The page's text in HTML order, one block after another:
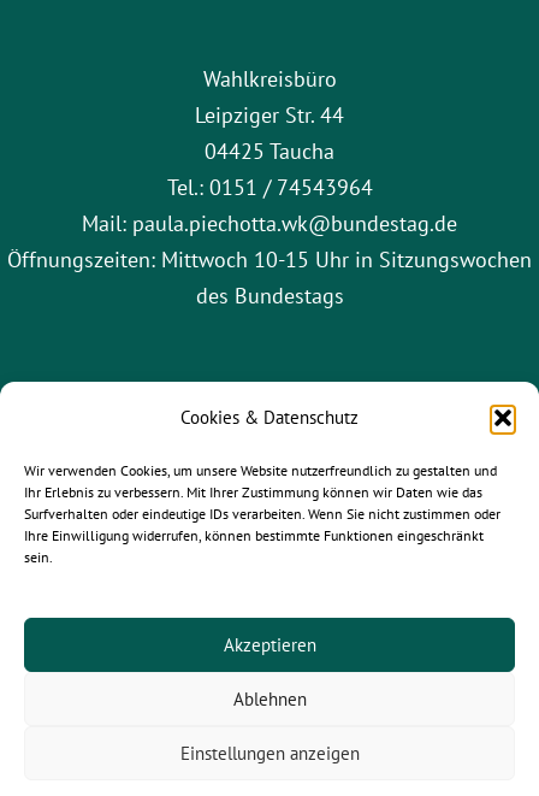
Cookies & Datenschutz
Wir verwenden Cookies, um unsere Website nutzerfreundlich zu gestalten und
Ihr Erlebnis zu verbessern. Mit Ihrer Zustimmung können wir Daten wie das
Surfverhalten oder eindeutige IDs verarbeiten. Wenn Sie nicht zustimmen oder
Ihre Einwilligung widerrufen, können bestimmte Funktionen eingeschränkt
sein.
Akzeptieren
Ablehnen
Einstellungen anzeigen
Wahlkreisbüro
Leipziger Str. 44
04425 Taucha
Tel.: 0151 / 74543964
Mail: paula.piechotta.wk@bundestag.de
Öffnungszeiten: Mittwoch 10-15 Uhr in Sitzungswochen
des Bundestags
Paula Piechotta MdB - Alle Rechte vorbehalten.